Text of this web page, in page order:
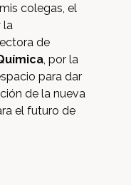
colegas, el
la
de
, por la
para dar
de la nueva
el futuro de